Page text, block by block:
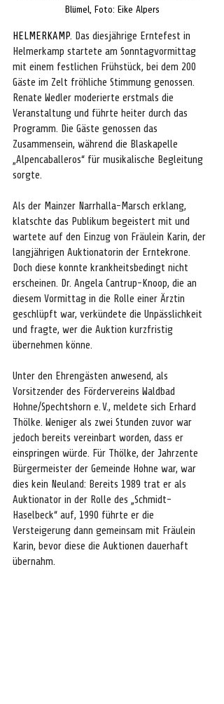
Blümel, Foto: Eike Alpers
HELMERKAMP. Das diesjährige Erntefest in
Helmerkamp startete am Sonntagvormittag
mit einem festlichen Frühstück, bei dem 200
Gäste im Zelt fröhliche Stimmung genossen.
Renate Wedler moderierte erstmals die
Veranstaltung und führte heiter durch das
Programm. Die Gäste genossen das
Zusammensein, während die Blaskapelle
„Alpencaballeros“ für musikalische Begleitung
sorgte.
Als der Mainzer Narrhalla-Marsch erklang,
klatschte das Publikum begeistert mit und
wartete auf den Einzug von Fräulein Karin, der
langjährigen Auktionatorin der Erntekrone.
Doch diese konnte krankheitsbedingt nicht
erscheinen. Dr. Angela Cantrup-Knoop, die an
diesem Vormittag in die Rolle einer Ärztin
geschlüpft war, verkündete die Unpässlichkeit
und fragte, wer die Auktion kurzfristig
übernehmen könne.
Unter den Ehrengästen anwesend, als
Vorsitzender des Fördervereins Waldbad
Hohne/Spechtshorn e.V., meldete sich Erhard
Thölke. Weniger als zwei Stunden zuvor war
jedoch bereits vereinbart worden, dass er
einspringen würde. Für Thölke, der Jahrzente
Bürgermeister der Gemeinde Hohne war, war
dies kein Neuland: Bereits 1989 trat er als
Auktionator in der Rolle des „Schmidt-
Haselbeck“ auf, 1990 führte er die
Versteigerung dann gemeinsam mit Fräulein
Karin, bevor diese die Auktionen dauerhaft
übernahm.